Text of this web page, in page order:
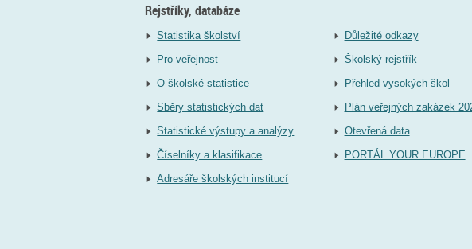
Rejstříky, databáze
Statistika školství
Pro veřejnost
O školské statistice
Sběry statistických dat
Statistické výstupy a analýzy
Číselníky a klasifikace
Adresáře školských institucí
Důležité odkazy
Školský rejstřík
Přehled vysokých škol
Plán veřejných zakázek
Otevřená data
PORTÁL YOUR EUROPE